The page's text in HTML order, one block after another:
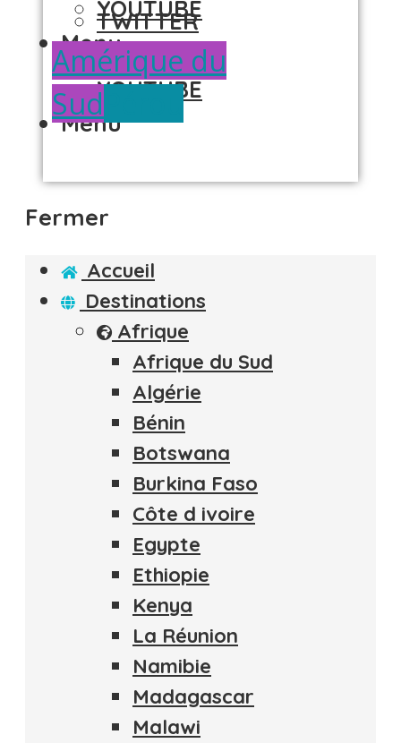
YOUTUBE
Menu
TWITTER
GOOGLE +
YOUTUBE
Menu
Amérique du
Sud
Fermer
Accueil
Destinations
Afrique
Afrique du Sud
Algérie
Bénin
Botswana
Burkina Faso
Côte d ivoire
Egypte
Ethiopie
Kenya
La Réunion
Namibie
Madagascar
Malawi